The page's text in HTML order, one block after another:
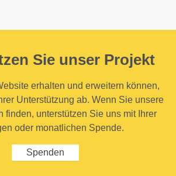
Sie unser Projekt
erhalten und erweitern können,
Unterstützung ab. Wenn Sie unsere
finden, unterstützen Sie uns mit Ihrer
oder monatlichen Spende.
Spenden